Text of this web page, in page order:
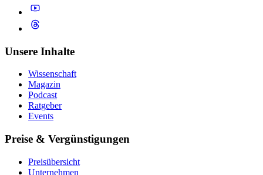
Unsere Inhalte
Wissenschaft
Magazin
Podcast
Ratgeber
Events
Preise & Vergünstigungen
Preisübersicht
Unternehmen